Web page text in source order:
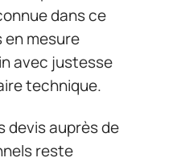
dans ce
en mesure
avec justesse
technique.
devis auprès de
reste